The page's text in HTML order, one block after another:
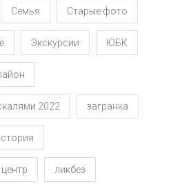
Семья Старые фото
Экскурсии ЮБК
2022 загранка
ликбез